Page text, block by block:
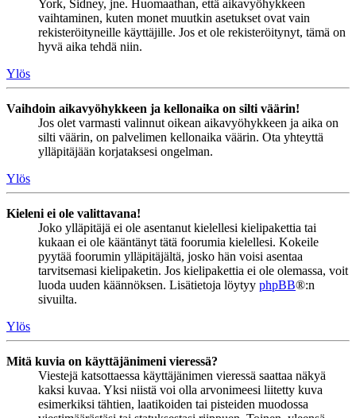
York, Sidney, jne. Huomaathan, että aikavyöhykkeen
vaihtaminen, kuten monet muutkin asetukset ovat vain
rekisteröityneille käyttäjille. Jos et ole rekisteröitynyt, tämä on
hyvä aika tehdä niin.
Ylös
Vaihdoin aikavyöhykkeen ja kellonaika on silti väärin!
Jos olet varmasti valinnut oikean aikavyöhykkeen ja aika on
silti väärin, on palvelimen kellonaika väärin. Ota yhteyttä
ylläpitäjään korjataksesi ongelman.
Ylös
Kieleni ei ole valittavana!
Joko ylläpitäjä ei ole asentanut kielellesi kielipakettia tai
kukaan ei ole kääntänyt tätä foorumia kielellesi. Kokeile
pyytää foorumin ylläpitäjältä, josko hän voisi asentaa
tarvitsemasi kielipaketin. Jos kielipakettia ei ole olemassa, voit
luoda uuden käännöksen. Lisätietoja löytyy phpBB®:n
sivuilta.
Ylös
Mitä kuvia on käyttäjänimeni vieressä?
Viestejä katsottaessa käyttäjänimen vieressä saattaa näkyä
kaksi kuvaa. Yksi niistä voi olla arvonimeesi liitetty kuva
esimerkiksi tähtien, laatikoiden tai pisteiden muodossa